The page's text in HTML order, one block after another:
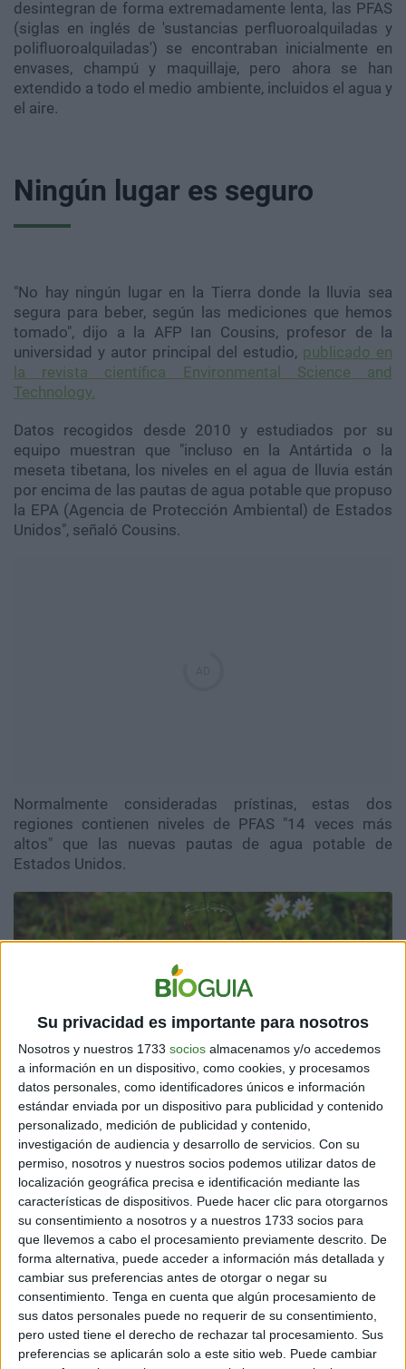
Su privacidad es importante para nosotros
Nosotros y nuestros 1733 socios almacenamos y/o accedemos
a información en un dispositivo, como cookies, y procesamos
datos personales, como identificadores únicos e información
estándar enviada por un dispositivo para publicidad y contenido
personalizado, medición de publicidad y contenido,
investigación de audiencia y desarrollo de servicios. Con su
permiso, nosotros y nuestros socios podemos utilizar datos de
localización geográfica precisa e identificación mediante las
características de dispositivos. Puede hacer clic para otorgarnos
su consentimiento a nosotros y a nuestros 1733 socios para
que llevemos a cabo el procesamiento previamente descrito. De
forma alternativa, puede acceder a información más detallada y
cambiar sus preferencias antes de otorgar o negar su
consentimiento. Tenga en cuenta que algún procesamiento de
sus datos personales puede no requerir de su consentimiento,
pero usted tiene el derecho de rechazar tal procesamiento. Sus
preferencias se aplicarán solo a este sitio web. Puede cambiar
desintegran de forma extremadamente lenta, las PFAS
(siglas en inglés de 'sustancias perfluoroalquiladas y
polifluoroalquiladas') se encontraban inicialmente en
envases, champú y maquillaje, pero ahora se han
extendido a todo el medio ambiente, incluidos el agua y
el aire.
Ningún lugar es seguro
"No hay ningún lugar en la Tierra donde la lluvia sea
segura para beber, según las mediciones que hemos
tomado", dijo a la AFP Ian Cousins, profesor de la
universidad y autor principal del estudio, publicado en
la revista científica Environmental Science and
Technology.
Datos recogidos desde 2010 y estudiados por su
equipo muestran que "incluso en la Antártida o la
meseta tibetana, los niveles en el agua de lluvia están
por encima de las pautas de agua potable que propuso
la EPA (Agencia de Protección Ambiental) de Estados
Unidos", señaló Cousins.
Normalmente consideradas prístinas, estas dos
regiones contienen niveles de PFAS "14 veces más
altos" que las nuevas pautas de agua potable de
Estados Unidos.
Respuesta inmunitaria de
niños a las vacunas
Recientemente, la EPA redujo de forma significativa los
niveles recomendados de PFAS tras descubrir que las
sustancias químicas pueden afectar a la respuesta